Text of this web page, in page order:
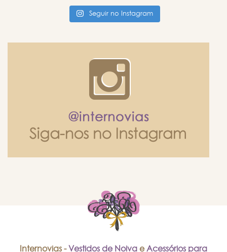
Seguir no Instagram
Internovias - Vestidos de Noiva e Acessórios para